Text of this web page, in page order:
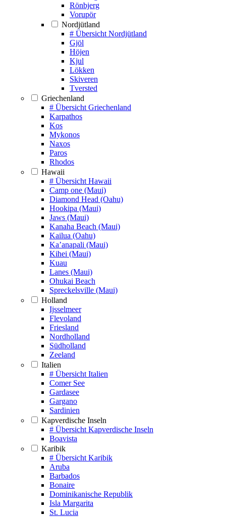
Rönbjerg
Vorupör
Nordjütland
# Übersicht Nordjütland
Gjöl
Höjen
Kjul
Lökken
Skiveren
Tversted
Griechenland
# Übersicht Griechenland
Karpathos
Kos
Mykonos
Naxos
Paros
Rhodos
Hawaii
# Übersicht Hawaii
Camp one (Maui)
Diamond Head (Oahu)
Hookipa (Maui)
Jaws (Maui)
Kanaha Beach (Maui)
Kailua (Oahu)
Ka’anapali (Maui)
Kihei (Maui)
Kuau
Lanes (Maui)
Ohukai Beach
Spreckelsville (Maui)
Holland
Ijsselmeer
Flevoland
Friesland
Nordholland
Südholland
Zeeland
Italien
# Übersicht Italien
Comer See
Gardasee
Gargano
Sardinien
Kapverdische Inseln
# Übersicht Kapverdische Inseln
Boavista
Karibik
# Übersicht Karibik
Aruba
Barbados
Bonaire
Dominikanische Republik
Isla Margarita
St. Lucia